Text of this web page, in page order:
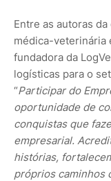
Entre as autoras
médica-veterinária
fundadora da
logísticas para o
“Participar do
oportunidade de
conquistas que
empresarial.
histórias,
próprios caminhos